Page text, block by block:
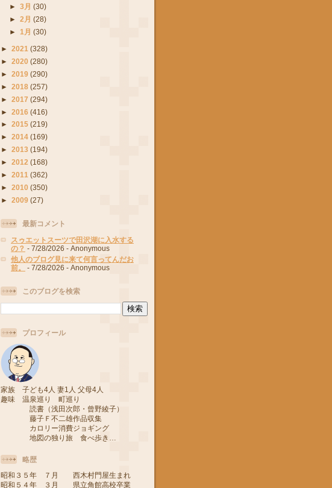
►3月(30)
►2月(28)
► 1月(30)
► 2021 (328)
► 2020 (280)
► 2019 (290)
► 2018 (257)
► 2017 (294)
► 2016 (416)
► 2015 (219)
► 2014 (169)
► 2013 (194)
► 2012 (168)
► 2011 (362)
► 2010 (350)
► 2009 (27)
最新コメント
スゥエットスーツで田沢湖に入水する
の？ - 7/28/2026 - Anonymous
他人のブログ見に来て何言ってんだお
前。
- 7/28/2026 - Anonymous
このブログを検索
プロフィール
家族 子ども4人 妻1人 父母4人
趣味 温泉巡り 町巡り
読書（浅田次郎・曾野綾子）
藤子Ｆ不二雄作品収集
カロリー消費ジョギング
地図の独り旅 食べ歩き…
略歴
昭和３５年 ７月 西木村門屋生まれ
昭和５４年 ３月 県立角館高校卒業